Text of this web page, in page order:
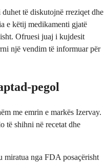
duhet të diskutojnë rreziqet dhe
e këtij medikamenti gjatë
Ofruesi juaj i kujdesit
një vendim të informuar për
pegol
me emrin e markës Izervay.
të shihni në recetat dhe
nga FDA posaçërisht